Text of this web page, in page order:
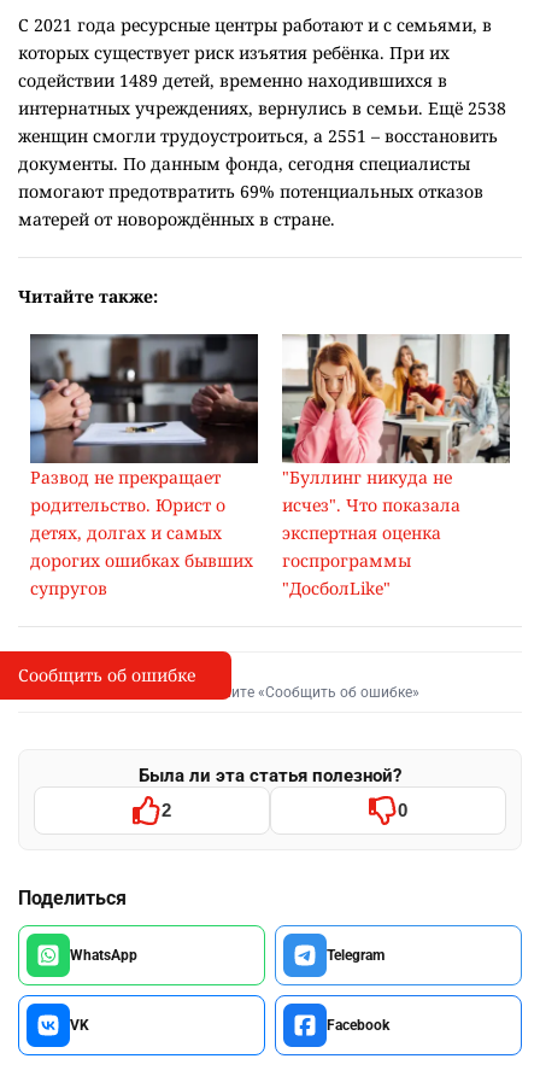
С 2021 года ресурсные центры работают и с семьями, в
которых существует риск изъятия ребёнка. При их
содействии 1489 детей, временно находившихся в
интернатных учреждениях, вернулись в семьи. Ещё 2538
женщин смогли трудоустроиться, а 2551 – восстановить
документы. По данным фонда, сегодня специалисты
помогают предотвратить 69% потенциальных отказов
матерей от новорождённых в стране.
Читайте также:
Развод не прекращает
родительство. Юрист о
детях, долгах и самых
дорогих ошибках бывших
супругов
"Буллинг никуда не
исчез". Что показала
экспертная оценка
госпрограммы
"ДосболLike"
I
Сообщить об опечатке
Выделите фрагмент и нажмите «Сообщить об ошибке»
Была ли эта статья полезной?
2 0
Поделиться
WhatsApp Telegram
VK Facebook
Сообщить об ошибке